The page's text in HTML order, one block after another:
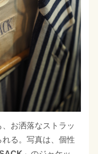
お洒落なストラッ
る。写真は、個性